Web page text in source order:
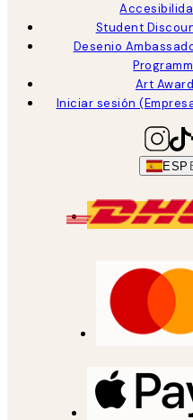
Student
Desenio
Art
Iniciar sesión
ESP